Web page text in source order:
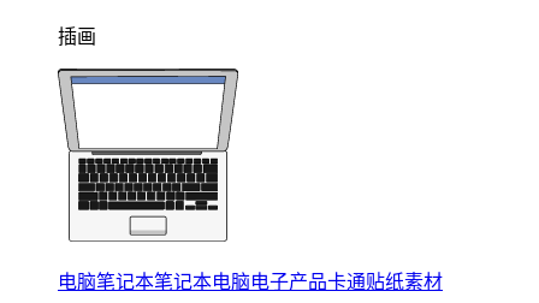
插画
电脑笔记本笔记本电脑电子产品卡通贴纸素材